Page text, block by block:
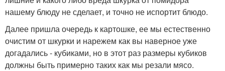
нашему блюду не сделает, и точно не испортит блюдо.
Далее пришла очередь к картошке, ее мы естественно
очистим от шкурки и нарежем как вы наверное уже
догадались - кубиками, но в этот раз размеры кубиков
должны быть примерно таких как мы резали мясо.